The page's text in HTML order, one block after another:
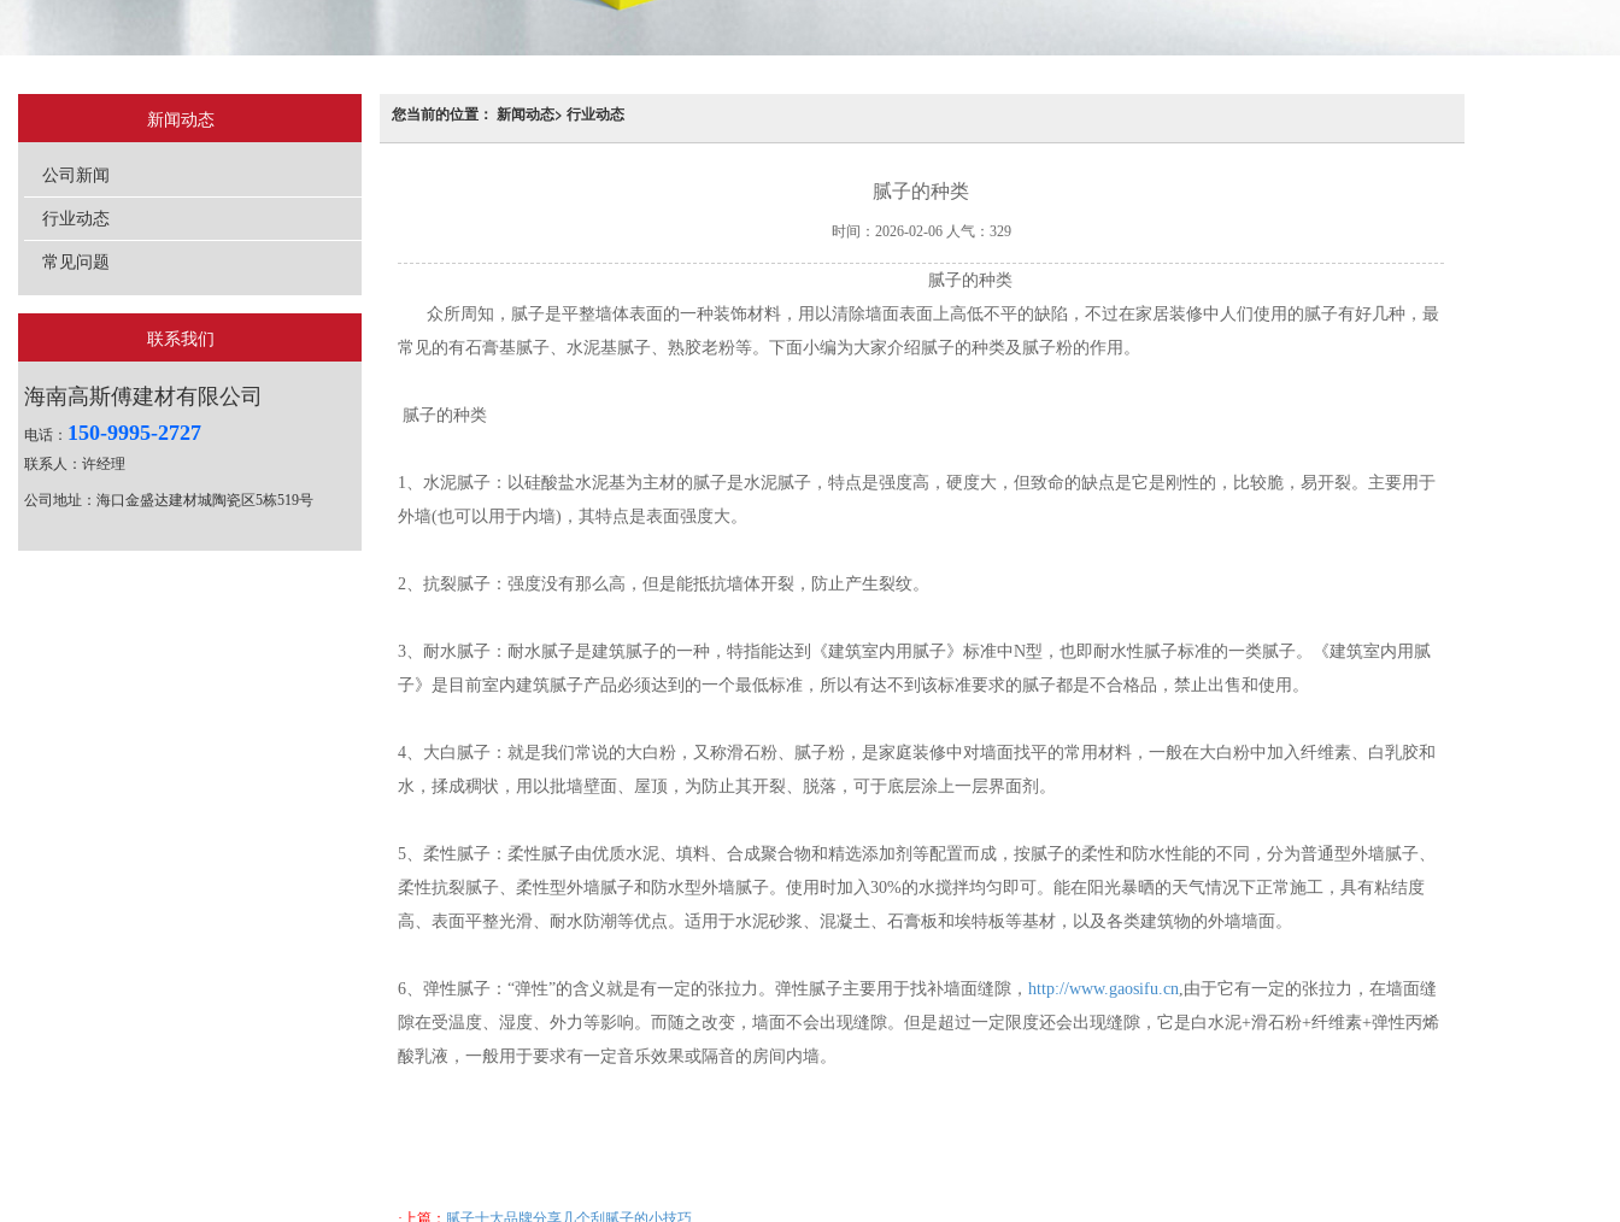
您当前的位置： 新闻动态> 行业动态
腻子的种类
时间：2026-02-06人气：329
腻子的种类
众所周知，腻子是平整墙体表面的一种装饰材料，用以清除墙面表面上高低不平的缺陷，不过在家居装修中人们使用的腻子有好几种，最
常见的有石膏基腻子、水泥基腻子、熟胶老粉等。下面小编为大家介绍腻子的种类及腻子粉的作用。
腻子的种类
1、水泥腻子：以硅酸盐水泥基为主材的腻子是水泥腻子，特点是强度高，硬度大，但致命的缺点是它是刚性的，比较脆，易开裂。主要用于
外墙(也可以用于内墙)，其特点是表面强度大。
2、抗裂腻子：强度没有那么高，但是能抵抗墙体开裂，防止产生裂纹。
3、耐水腻子：耐水腻子是建筑腻子的一种，特指能达到《建筑室内用腻子》标准中N型，也即耐水性腻子标准的一类腻子。《建筑室内用腻
子》是目前室内建筑腻子产品必须达到的一个最低标准，所以有达不到该标准要求的腻子都是不合格品，禁止出售和使用。
4、大白腻子：就是我们常说的大白粉，又称滑石粉、腻子粉，是家庭装修中对墙面找平的常用材料，一般在大白粉中加入纤维素、白乳胶和
水，揉成稠状，用以批墙壁面、屋顶，为防止其开裂、脱落，可于底层涂上一层界面剂。
5、柔性腻子：柔性腻子由优质水泥、填料、合成聚合物和精选添加剂等配置而成，按腻子的柔性和防水性能的不同，分为普通型外墙腻子、
柔性抗裂腻子、柔性型外墙腻子和防水型外墙腻子。使用时加入30%的水搅拌均匀即可。能在阳光暴晒的天气情况下正常施工，具有粘结度
高、表面平整光滑、耐水防潮等优点。适用于水泥砂浆、混凝土、石膏板和埃特板等基材，以及各类建筑物的外墙墙面。
6、弹性腻子：“弹性”的含义就是有一定的张拉力。弹性腻子主要用于找补墙面缝隙， http://www.gaosifu.cn,由于它有一定的张拉力，在墙面缝
隙在受温度、湿度、外力等影响。而随之改变，墙面不会出现缝隙。但是超过一定限度还会出现缝隙，它是白水泥+滑石粉+纤维素+弹性丙烯
酸乳液，一般用于要求有一定音乐效果或隔音的房间内墙。
·上篇： 腻子十大品牌分享几个刮腻子的小技巧
新闻动态
公司新闻
行业动态
常见问题
联系我们
海南高斯傅建材有限公司
电话： 150-9995-2727
联系人：许经理
公司地址：海口金盛达建材城陶瓷区5栋519号